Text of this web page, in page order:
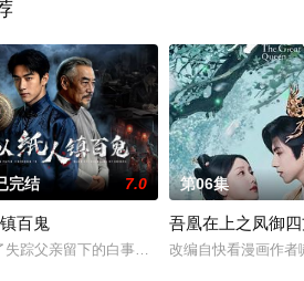
完结 7.0
百鬼
失踪父亲留下的白事馆，本想低调扎纸维生，
第06集
吾凰在上之凤御
改编自快看漫画作者